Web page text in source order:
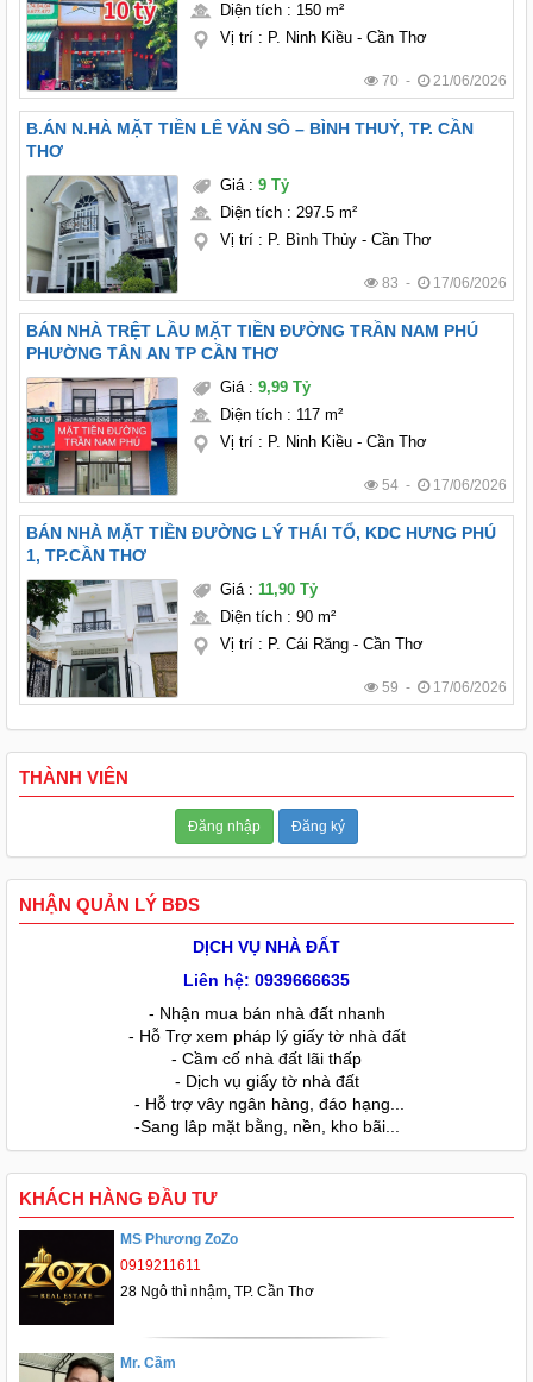
Diện tích: 150 m²
Vị trí: P. Ninh Kiều - Cần Thơ
70 - 21/06/2026
B.ÁN N.HÀ MẶT TIỀN LÊ VĂN SÔ – BÌNH THUỶ, TP. CẦN
THƠ
Giá: 9 Tỷ
Diện tích: 297.5 m²
Vị trí: P. Bình Thủy - Cần Thơ
83 - 17/06/2026
BÁN NHÀ TRỆT LẦU MẶT TIỀN ĐƯỜNG TRẦN NAM PHÚ
PHƯỜNG TÂN AN TP CẦN THƠ
Giá: 9,99 Tỷ
Diện tích: 117 m²
Vị trí: P. Ninh Kiều - Cần Thơ
54 - 17/06/2026
BÁN NHÀ MẶT TIỀN ĐƯỜNG LÝ THÁI TỔ, KDC HƯNG PHÚ
1, TP.CẦN THƠ
Giá: 11,90 Tỷ
Diện tích: 90 m²
Vị trí: P. Cái Răng - Cần Thơ
59 - 17/06/2026
THÀNH VIÊN
Đăng nhập Đăng ký
NHẬN QUẢN LÝ BĐS
DỊCH VỤ NHÀ ĐẤT
Liên hệ: 0939666635
- Nhận mua bán nhà đất nhanh
- Hỗ Trợ xem pháp lý giấy tờ nhà đất
- Cầm cố nhà đất lãi thấp
- Dịch vụ giấy tờ nhà đất
- Hỗ trợ vây ngân hàng, đáo hạng...
-Sang lâp mặt bằng, nền, kho bãi...
KHÁCH HÀNG ĐẦU TƯ
MS Phương ZoZo
0919211611
28 Ngô thì nhậm, TP. Cần Thơ
Mr. Cầm